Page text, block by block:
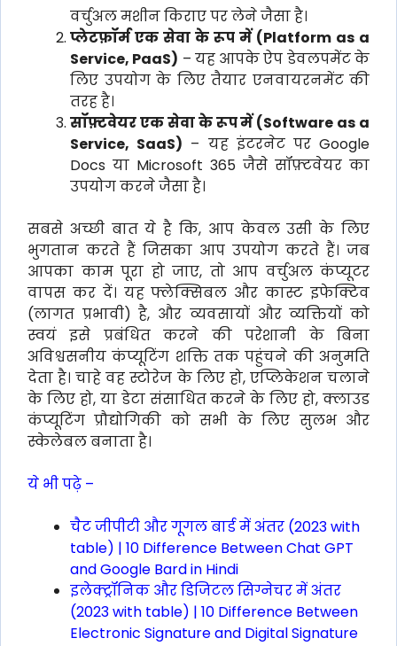
वर्चुअल मशीन किराए पर लेने जैसा है।
प्लेटफ़ॉर्म एक सेवा के रूप में (Platform as a
Service, PaaS) – यह आपके ऐप डेवलपमेंट के
लिए उपयोग के लिए तैयार एनवायरनमेंट की
तरह है।
सॉफ़्टवेयर एक सेवा के रूप में (Software as a
Service, SaaS) – यह इंटरनेट पर Google
Docs या Microsoft 365 जैसे सॉफ़्टवेयर का
उपयोग करने जैसा है।
सबसे अच्छी बात ये है कि, आप केवल उसी के लिए
भुगतान करते हैं जिसका आप उपयोग करते हैं। जब
आपका काम पूरा हो जाए, तो आप वर्चुअल कंप्यूटर
वापस कर दें। यह फ्लेक्सिबल और कास्ट इफेक्टिव
(लागत प्रभावी) है, और व्यवसायों और व्यक्तियों को
स्वयं इसे प्रबंधित करने की परेशानी के बिना
अविश्वसनीय कंप्यूटिंग शक्ति तक पहुंचने की अनुमति
देता है। चाहे वह स्टोरेज के लिए हो, एप्लिकेशन चलाने
के लिए हो, या डेटा संसाधित करने के लिए हो, क्लाउड
कंप्यूटिंग प्रौद्योगिकी को सभी के लिए सुलभ और
स्केलेबल बनाता है।
ये भी पढ़े –
चैट जीपीटी और गूगल बार्ड में अंतर (2023 with
table) | 10 Difference Between Chat GPT
and Google Bard in Hindi
इलेक्ट्रॉनिक और डिजिटल सिग्नेचर में अंतर
(2023 with table) | 10 Difference Between
Electronic Signature and Digital Signature